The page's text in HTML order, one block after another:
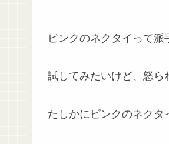
ピンクのネクタイって派
試してみたいけど、怒ら
たしかにピンクのネクタ